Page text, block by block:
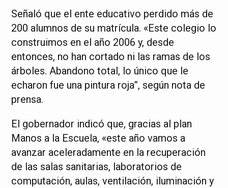
Señaló que el ente educativo perdido más de
200 alumnos de su matrícula. «Este colegio lo
construimos en el año 2006 y, desde
entonces, no han cortado ni las ramas de los
árboles. Abandono total, lo único que le
echaron fue una pintura roja”, según nota de
prensa.
El gobernador indicó que, gracias al plan
Manos a la Escuela, «este año vamos a
avanzar aceleradamente en la recuperación
de las salas sanitarias, laboratorios de
computación, aulas, ventilación, iluminación y